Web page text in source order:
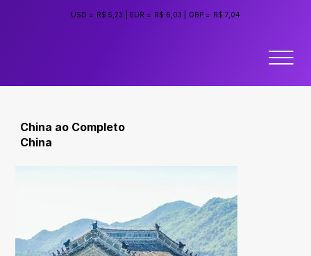
USD = R$ 5,23 EUR = R$ 6,03 GBP = R$ 7,04
China ao Completo
China